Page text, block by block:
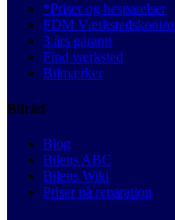
*Priser og besparelser
FDM
3 års garanti
Find værksted
Bilmærker
Bilråd
Blog
Bilens ABC
Bilens Wiki
Priser på reparation